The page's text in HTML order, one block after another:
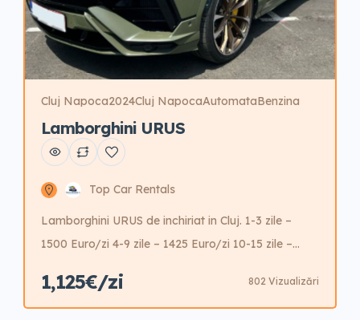
Cluj Napoca2024Cluj NapocaAutomataBenzina
Lamborghini URUS
Top Car Rentals
Lamborghini URUS de inchiriat in Cluj. 1-3 zile –
1500 Euro/zi 4-9 zile – 1425 Euro/zi 10-15 zile –
Euro/zi +31 zile – 1125 Euro/zi Garantie 10.000 Euro
1,125€/zi 802 Vizualizări